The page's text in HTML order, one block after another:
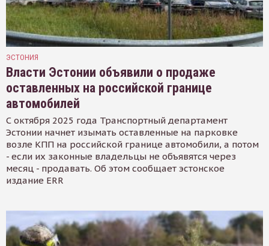
ЭСТОНИЯ
Власти Эстонии объявили о продаже
оставленных на российской границе
автомобилей
С октября 2025 года Транспортный департамент
Эстонии начнет изымать оставленные на парковке
возле КПП на российской границе автомобили, а потом
- если их законные владельцы не объявятся через
месяц - продавать. Об этом сообщает эстонское
издание ERR